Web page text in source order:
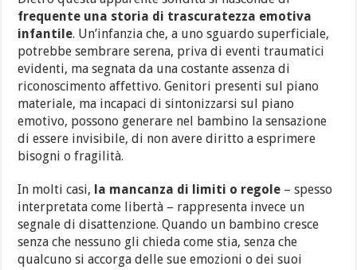
frequente una storia di trascuratezza emotiva
infantile. Un’infanzia che, a uno sguardo superficiale,
potrebbe sembrare serena, priva di eventi traumatici
evidenti, ma segnata da una costante assenza di
riconoscimento affettivo. Genitori presenti sul piano
materiale, ma incapaci di sintonizzarsi sul piano
emotivo, possono generare nel bambino la sensazione
di essere invisibile, di non avere diritto a esprimere
bisogni o fragilità.
In molti casi, la mancanza di limiti o regole – spesso
interpretata come libertà – rappresenta invece un
segnale di disattenzione. Quando un bambino cresce
senza che nessuno gli chieda come stia, senza che
qualcuno si accorga delle sue emozioni o dei suoi